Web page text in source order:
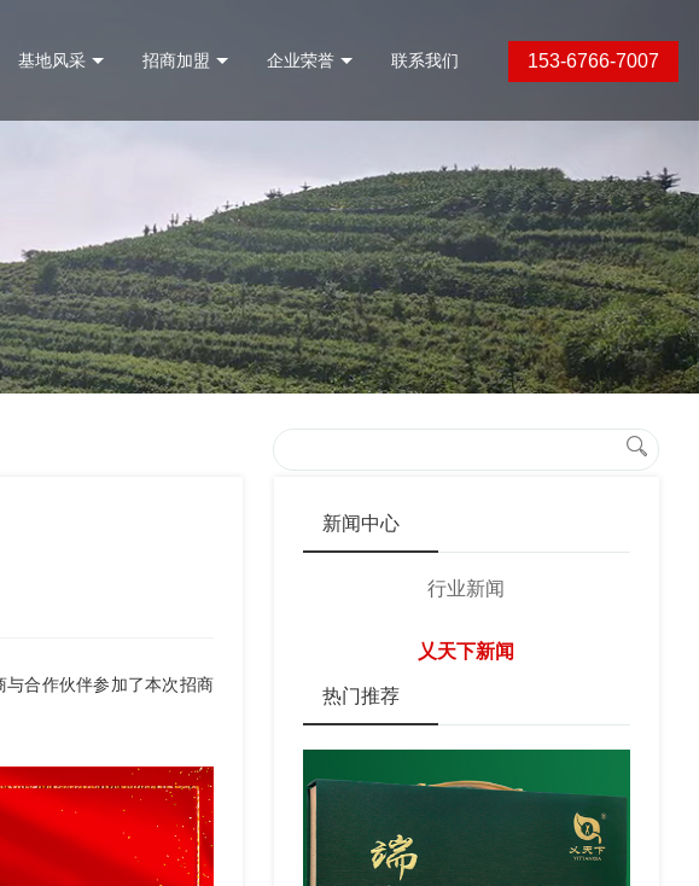
基地风采 招商加盟 企业荣誉 联系我们 153-6766-7007
与合作伙伴参加了本次招商
新闻中心
行业新闻
乂天下新闻
热门推荐